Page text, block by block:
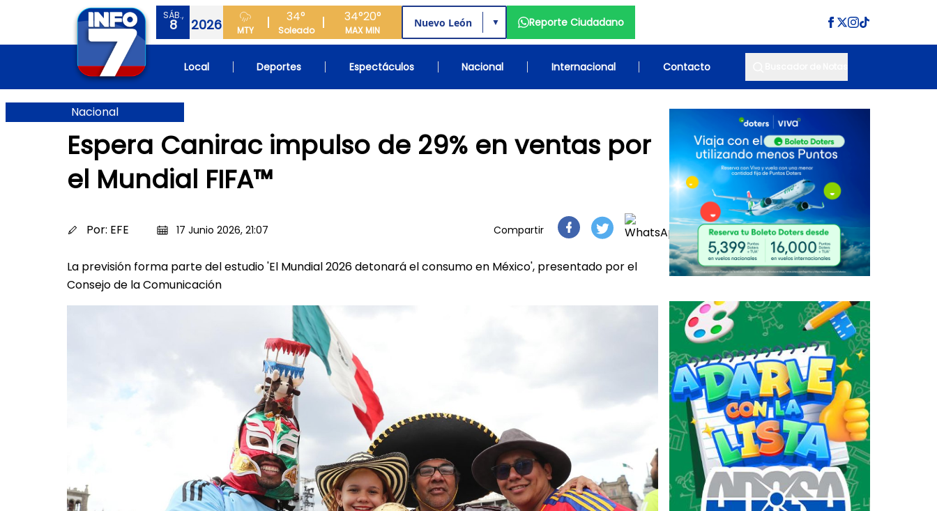
SÁB.,
8 2026 MTY
34°
Soleado
34°
MAX
20°
MIN
▼ Reporte Ciudadano
Local Deportes Espectáculos Nacional Internacional Contacto
Nacional
Espera Canirac impulso de 29% en ventas por
el Mundial FIFA™
Por: EFE 17 Junio 2026, 21:07 Compartir
La previsión forma parte del estudio 'El Mundial 2026 detonará el consumo en México', presentado por el
Consejo de la Comunicación